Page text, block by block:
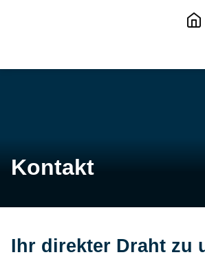
Kontakt
Ihr direkter Draht zu